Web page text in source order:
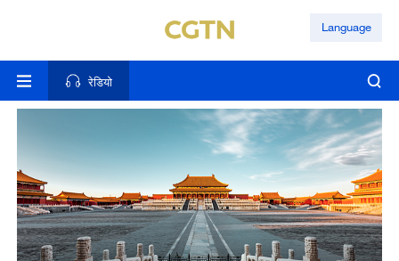
Language
रेडियो